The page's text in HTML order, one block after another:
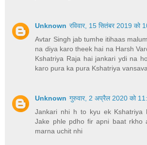
Unknown रविवार, 15 सितंबर 2019
Avtar Singh jab tumhe itihaas
na diya karo theek hai na Harsh
Kshatriya Raja hai jankari ydi na
karo pura ka pura Kshatriya
Unknown गुरुवार, 2 अप्रैल 2020 को
Jankari nhi h to kyu ek Kshatriya
Jake phle pdho fir apni baat rkho
marna uchit nhi